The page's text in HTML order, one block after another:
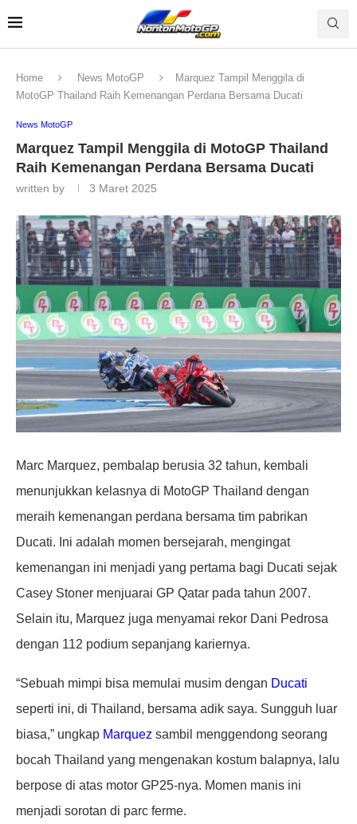
Home News MotoGP
Marquez Tampil Menggila di
MotoGP Thailand Raih Kemenangan Perdana Bersama Ducati
News MotoGP
Marquez Tampil Menggila di MotoGP Thailand
Raih Kemenangan Perdana Bersama Ducati
written by 3 Maret 2025
Marc Marquez, pembalap berusia 32 tahun, kembali
menunjukkan kelasnya di MotoGP Thailand dengan
meraih kemenangan perdana bersama tim pabrikan
Ducati. Ini adalah momen bersejarah, mengingat
kemenangan ini menjadi yang pertama bagi Ducati sejak
Casey Stoner menjuarai GP Qatar pada tahun 2007.
Selain itu, Marquez juga menyamai rekor Dani Pedrosa
dengan 112 podium sepanjang kariernya.
“Sebuah mimpi bisa memulai musim dengan Ducati
seperti ini, di Thailand, bersama adik saya. Sungguh luar
biasa,” ungkap Marquez sambil menggendong seorang
bocah Thailand yang mengenakan kostum balapnya, lalu
berpose di atas motor GP25-nya. Momen manis ini
menjadi sorotan di parc ferme.